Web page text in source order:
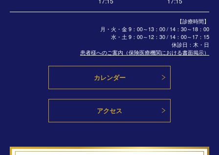
【診療時間】
月・火・金 9：00～13：00 / 14：30～18：00
水・土 9：00～12：30 / 14：00～17：15
休診日：木・日
患者様へのご案内（保険医療機関における書面掲示）
カレンダー
アクセス